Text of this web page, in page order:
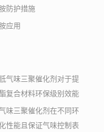
防护措施
应用
气味三聚催化剂对于提
复合材料环保级别效能
味三聚催化剂在不同环
性能且保证气味控制表